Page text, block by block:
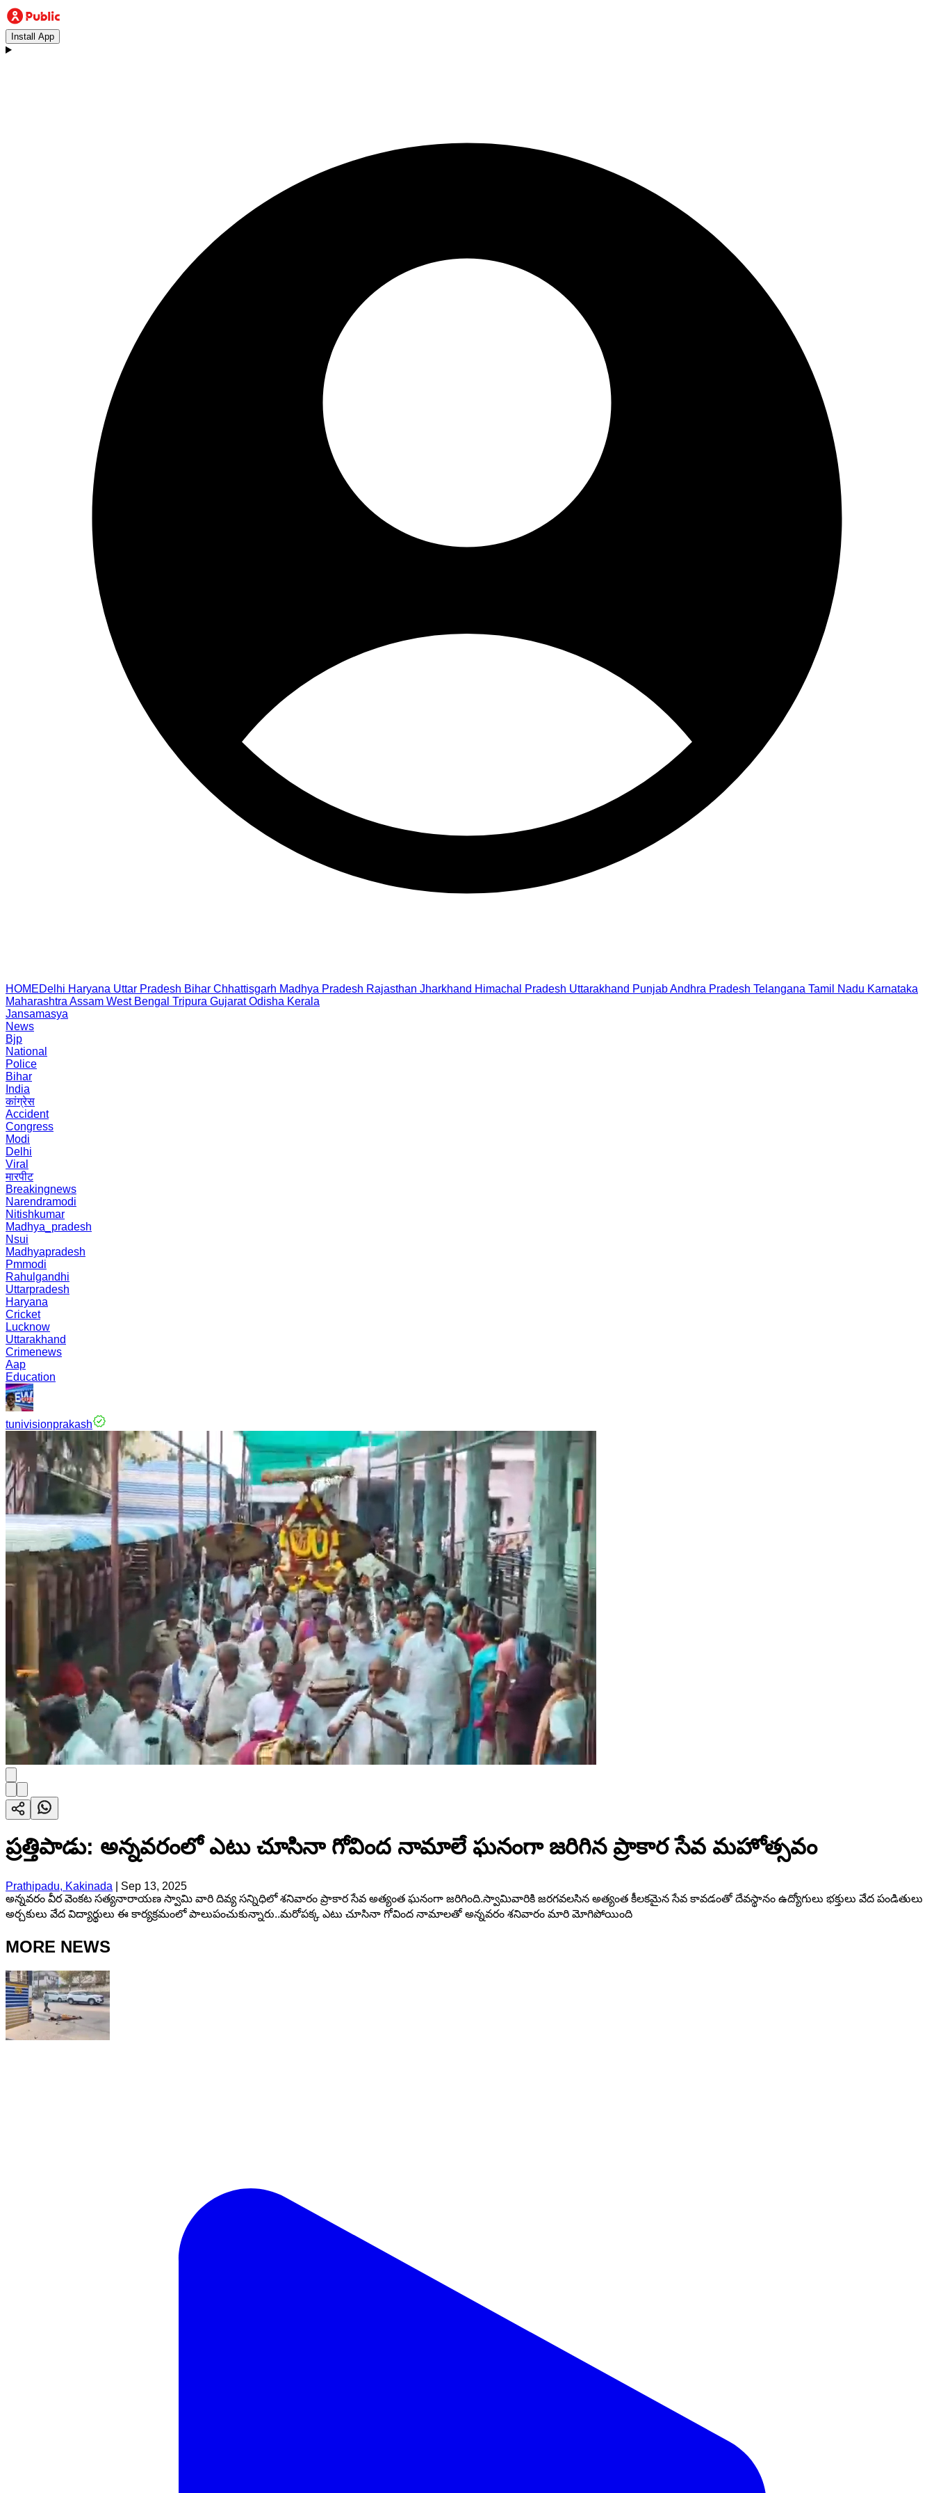
Install App
HOMEDelhi Haryana Uttar Pradesh Bihar Chhattisgarh Madhya Pradesh Rajasthan Jharkhand Himachal Pradesh Uttarakhand PunjabAndhra Pradesh Telangana Tamil Nadu Karnataka
Maharashtra Assam West Bengal Tripura Gujarat Odisha Kerala
Jansamasya
News
Bjp
National
Police
Bihar
India
कांग्रेस
Accident
Congress
Modi
Delhi
Viral
मारपीट
Breakingnews
Narendramodi
Nitishkumar
Madhya_pradesh
Nsui
Madhyapradesh
Pmmodi
Rahulgandhi
Uttarpradesh
Haryana
Cricket
Lucknow
Uttarakhand
Crimenews
Aap
Education
tunivisionprakash
ప్రత్తిపాడు: అన్నవరంలో ఎటు చూసినా గోవింద నామాలే ఘనంగా జరిగిన ప్రాకార సేవ మహోత్సవం
Prathipadu, Kakinada
Sep 13, 2025
అన్నవరం వీర వెంకట సత్యనారాయణ స్వామి వారి దివ్య సన్నిధిలో శనివారం ప్రాకార సేవ అత్యంత ఘనంగా జరిగింది.స్వామివారికి జరగవలసిన అత్యంత కీలకమైన సేవ కావడంతో దేవస్థానం ఉద్యోగులు భక్తులు వేద పండితులు
అర్చకులు వేద విద్యార్థులు ఈ కార్యక్రమంలో పాలుపంచుకున్నారు..మరోపక్క ఎటు చూసినా గోవింద నామాలతో అన్నవరం శనివారం మారి మోగిపోయింది
MORE NEWS